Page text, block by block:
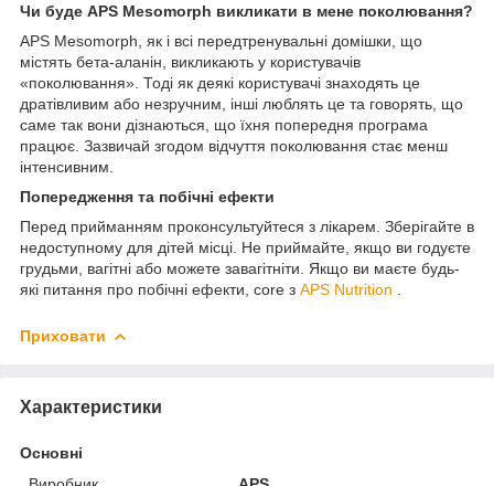
Чи буде APS Mesomorph викликати в мене поколювання?
APS Mesomorph, як і всі передтренувальні домішки, що
містять бета-аланін, викликають у користувачів
«поколювання». Тоді як деякі користувачі знаходять це
дратівливим або незручним, інші люблять це та говорять, що
саме так вони дізнаються, що їхня попередня програма
працює. Зазвичай згодом відчуття поколювання стає менш
інтенсивним.
Попередження та побічні ефекти
Перед прийманням проконсультуйтеся з лікарем. Зберігайте в
недоступному для дітей місці. Не приймайте, якщо ви годуєте
грудьми, вагітні або можете завагітніти. Якщо ви маєте будь-
які питання про побічні ефекти, core з APS Nutrition
Приховати
Характеристики
Основні